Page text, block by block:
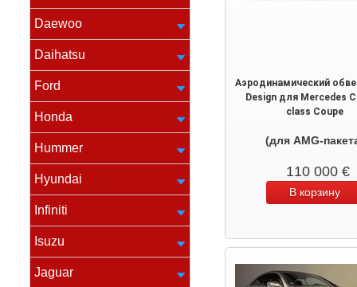
Daewoo
Daihatsu
Ford
Honda
Hummer
Hyundai
Infiniti
Isuzu
Jaguar
Аэродинамический
Design для Mercedes
class Coupe
(для AMG-
110 000 €